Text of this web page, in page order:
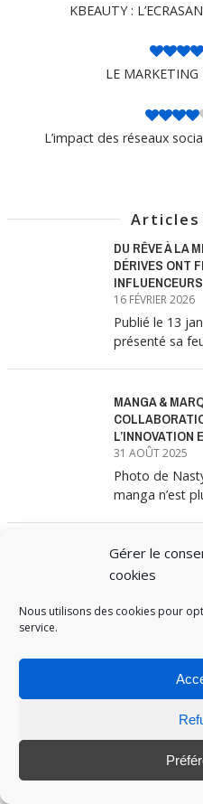
Gérer le
cookies
Nous utilisons des cookies pour
service.
KBEAUTY :
LE MARKETING
L’impact des réseaux
DU RÊVE À LA
DÉRIVES ONT
INFLUENCEURS
16 FÉVRIER 2026
Publié le 13
présenté sa
MANGA &
L’INNOVATION
31 AOÛT 2025
Photo de
manga n’est
MANGA &
ALLIANCE
Les
MEDIA
STRATÉGIE MARKETING & DIGITALE
-